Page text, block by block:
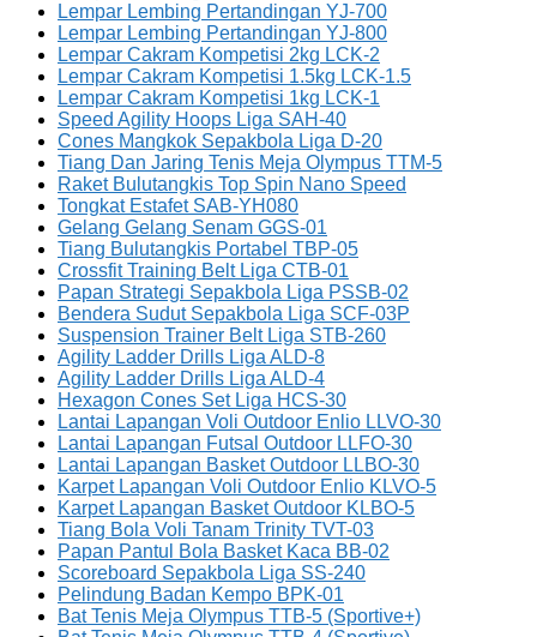
Lempar Lembing Pertandingan YJ-700
Lempar Lembing Pertandingan YJ-800
Lempar Cakram Kompetisi 2kg LCK-2
Lempar Cakram Kompetisi 1.5kg LCK-1.5
Lempar Cakram Kompetisi 1kg LCK-1
Speed Agility Hoops Liga SAH-40
Cones Mangkok Sepakbola Liga D-20
Tiang Dan Jaring Tenis Meja Olympus TTM-5
Raket Bulutangkis Top Spin Nano Speed
Tongkat Estafet SAB-YH080
Gelang Gelang Senam GGS-01
Tiang Bulutangkis Portabel TBP-05
Crossfit Training Belt Liga CTB-01
Papan Strategi Sepakbola Liga PSSB-02
Bendera Sudut Sepakbola Liga SCF-03P
Suspension Trainer Belt Liga STB-260
Agility Ladder Drills Liga ALD-8
Agility Ladder Drills Liga ALD-4
Hexagon Cones Set Liga HCS-30
Lantai Lapangan Voli Outdoor Enlio LLVO-30
Lantai Lapangan Futsal Outdoor LLFO-30
Lantai Lapangan Basket Outdoor LLBO-30
Karpet Lapangan Voli Outdoor Enlio KLVO-5
Karpet Lapangan Basket Outdoor KLBO-5
Tiang Bola Voli Tanam Trinity TVT-03
Papan Pantul Bola Basket Kaca BB-02
Scoreboard Sepakbola Liga SS-240
Pelindung Badan Kempo BPK-01
Bat Tenis Meja Olympus TTB-5 (Sportive+)